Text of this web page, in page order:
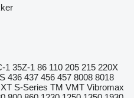
1 35Z-1 86 110 205 215 220X
436 437 456 457 8008 8018
S-Series TM VMT Vibromax